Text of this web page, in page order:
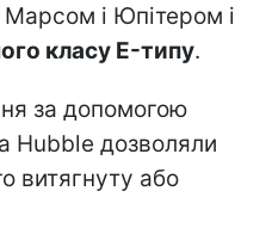
і Юпітером і
класу E-типу.
за допомогою
Hubble дозволяли
витягнуту або